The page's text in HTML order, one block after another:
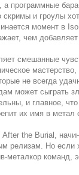
а программные
скримы и гроулы
момент в
чем
смешанные
не всегда
может сыграть
и главное,
их имя в метал
the Burial,
релизам. Но если
металкор команд,